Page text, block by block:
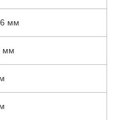
мм
мм